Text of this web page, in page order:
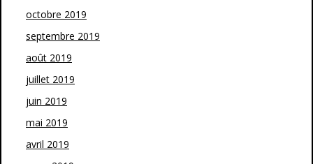
octobre 2019
septembre 2019
août 2019
juillet 2019
juin 2019
mai 2019
avril 2019